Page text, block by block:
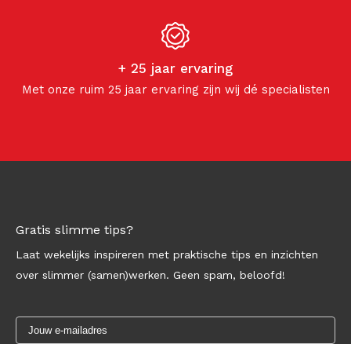
+ 25 jaar ervaring
Met onze ruim 25 jaar ervaring zijn wij dé specialisten
Gratis slimme tips?
Laat wekelijks inspireren met praktische tips en inzichten
over slimmer (samen)werken. Geen spam, beloofd!